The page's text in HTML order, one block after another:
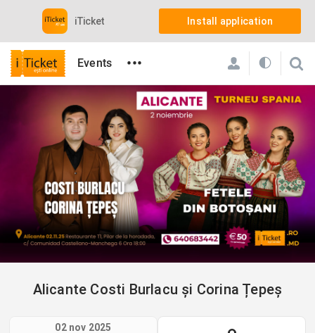
iTicket Install application
Events •••
iTicket
Events
Concerts
Alicante Costi Burlacu și Corina Țepeș
Alicante Costi Burlacu și Corina Țepeș
02 nov 2025